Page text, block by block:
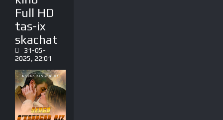
Full HD
tas-ix
skachat
31-05-
2025, 22:01